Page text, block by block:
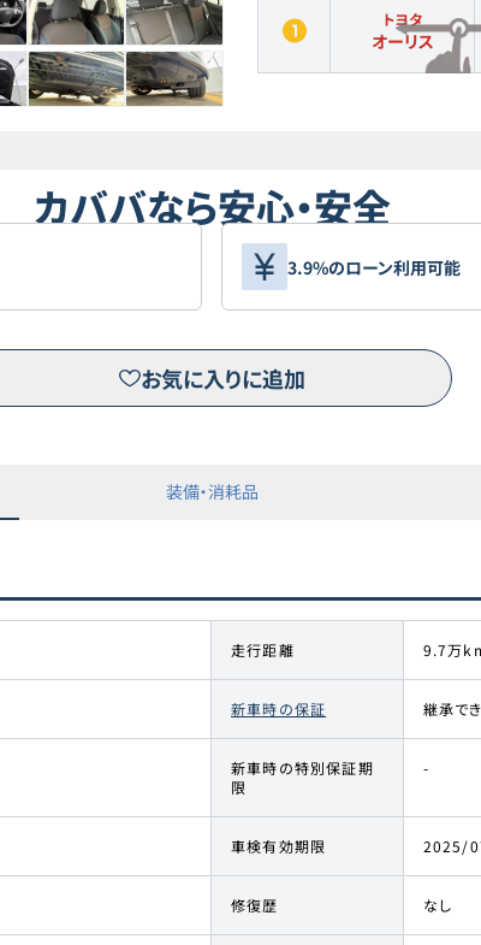
トヨタ
オーリス
カババなら安心・安全
3.9%のローン利用可能
お気に入りに追加
装備・消耗品
走行距離 9.7万
新車時の保証 継承で
新車時の特別保証期
限
-
車検有効期限 2025/
修復歴 なし